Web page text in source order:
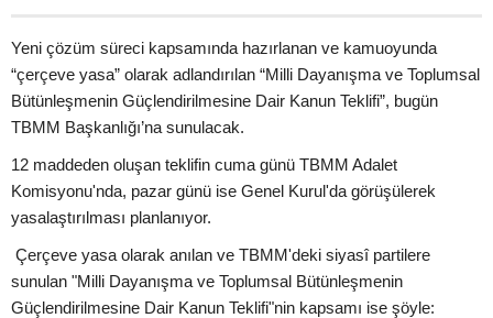
Yeni çözüm süreci kapsamında hazırlanan ve kamuoyunda
“çerçeve yasa” olarak adlandırılan “Milli Dayanışma ve Toplumsal
Bütünleşmenin Güçlendirilmesine Dair Kanun Teklifi”, bugün
TBMM Başkanlığı’na sunulacak.
12 maddeden oluşan teklifin cuma günü TBMM Adalet
Komisyonu'nda, pazar günü ise Genel Kurul'da görüşülerek
yasalaştırılması planlanıyor.
Çerçeve yasa olarak anılan ve TBMM'deki siyasî partilere
sunulan "Milli Dayanışma ve Toplumsal Bütünleşmenin
Güçlendirilmesine Dair Kanun Teklifi"nin kapsamı ise şöyle: